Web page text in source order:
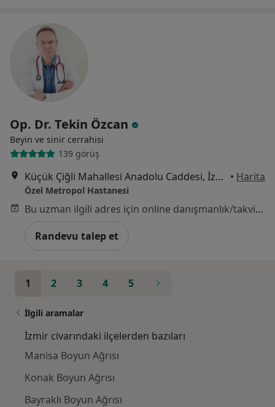
Op. Dr. Tekin Özcan
Beyin ve sinir cerrahisi
139 görüş
Küçük Çiğli Mahallesi Anadolu Caddesi, İzmir • Harita
Özel Metropol Hastanesi
Bu uzman ilgili adres için online danışmanlık/takvim sunmuyor.
Randevu talep et
1 2 3 4 5
İlgili aramalar
İzmir civarındaki ilçelerden bazıları
Manisa Boyun Ağrısı
Konak Boyun Ağrısı
Bayraklı Boyun Ağrısı